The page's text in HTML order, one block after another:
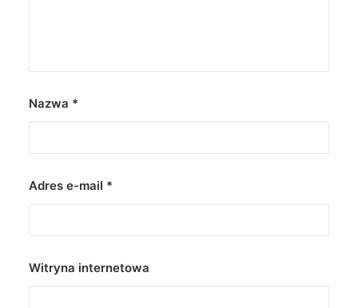
Nazwa *
Adres e-mail *
Witryna internetowa